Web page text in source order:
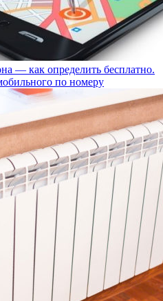
— как определить бесплатно.
по номеру